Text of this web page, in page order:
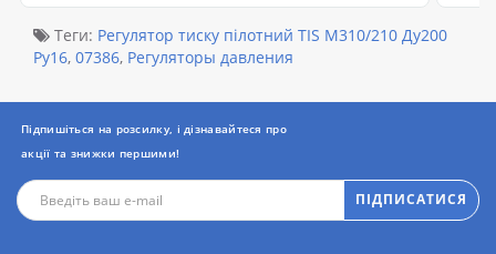
Теги: Регулятор тиску пілотний TIS M310/210 Ду200
Ру16, 07386, Регуляторы давления
Підпишіться на розсилку, і дізнавайтеся про
акції та знижки першими!
ПІДПИСАТИСЯ